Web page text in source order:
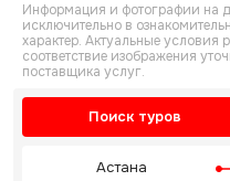
Информация и фотографии на
исключительно в
характер. Актуальные условия
соответствие изображения
поставщика услуг.
Поиск туров
Астана